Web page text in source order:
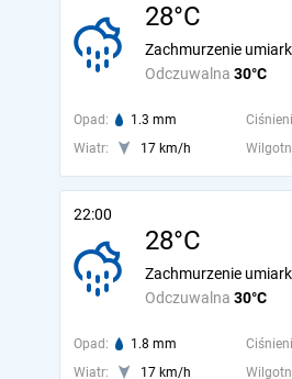
28°C
Odczuwalna 30°C
Zachmurzenie
Opad: 1.3 mm
Wiatr:
17 km/h
22:00
28°C
Odczuwalna 30°C
Zachmurzenie
Opad: 1.8 mm
Wiatr:
17 km/h